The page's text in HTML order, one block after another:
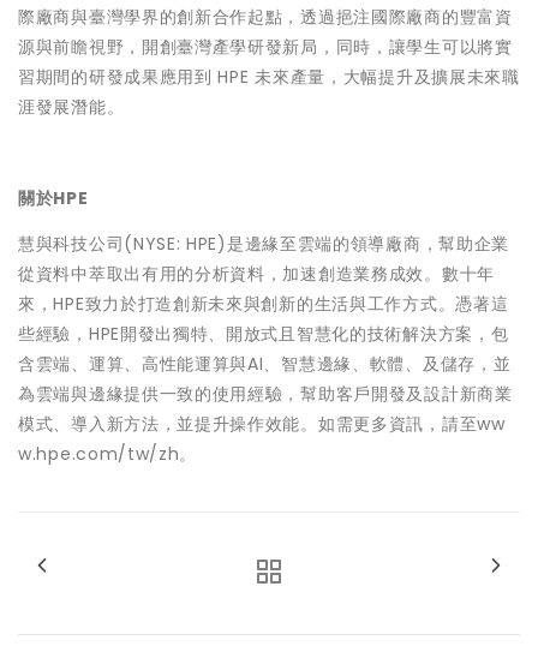
際廠商與臺灣學界的創新合作起點，透過挹注國際廠商的豐富資
源與前瞻視野，開創臺灣產學研發新局，同時，讓學生可以將實
習期間的研發成果應用到 HPE 未來產量，大幅提升及擴展未來職
涯發展潛能。
關於HPE
慧與科技公司(NYSE: HPE)是邊緣至雲端的領導廠商，幫助企業
從資料中萃取出有用的分析資料，加速創造業務成效。數十年
來，HPE致力於打造創新未來與創新的生活與工作方式。憑著這
些經驗，HPE開發出獨特、開放式且智慧化的技術解決方案，包
含雲端、運算、高性能運算與AI、智慧邊緣、軟體、及儲存，並
為雲端與邊緣提供一致的使用經驗，幫助客戶開發及設計新商業
模式、導入新方法，並提升操作效能。如需更多資訊，請至ww
w.hpe.com/tw/zh。